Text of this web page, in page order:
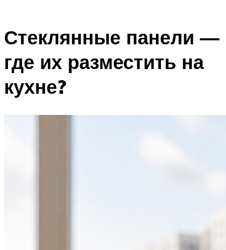
Стеклянные панели —
где их разместить на
кухне?